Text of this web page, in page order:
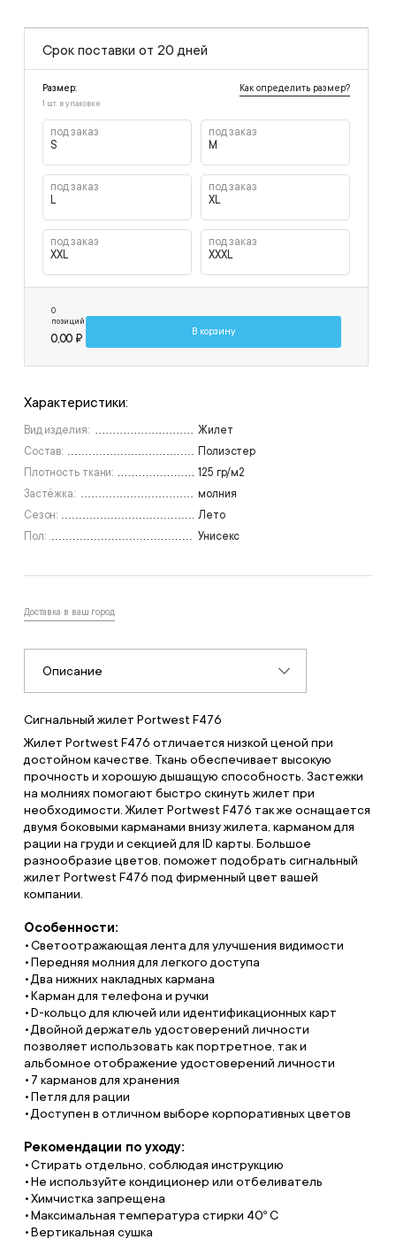
Срок поставки от 20 дней
Размер: Как определить размер?
1 шт. в упаковке
под заказ
S
под заказ
M
под заказ
L
под заказ
XL
под заказ
XXL
под заказ
XXXL
0
позиций
0,00 ₽
В корзину
Характеристики:
Вид изделия:
Жилет
Состав:
Полиэстер
Плотность ткани:
125 гр/м2
Застёжка:
молния
Сезон:
Лето
Пол:
Унисекс
Доставка в ваш город
Описание
Сигнальный жилет Portwest F476
Жилет Portwest F476 отличается низкой ценой при
достойном качестве. Ткань обеспечивает высокую
прочность и хорошую дышащую способность. Застежки
на молниях помогают быстро скинуть жилет при
необходимости. Жилет Portwest F476 так же оснащается
двумя боковыми карманами внизу жилета, карманом для
рации на груди и секцией для ID карты. Большое
разнообразие цветов, поможет подобрать сигнальный
жилет Portwest F476 под фирменный цвет вашей
компании.
Особенности:
Светоотражающая лента для улучшения видимости
Передняя молния для легкого доступа
Два нижних накладных кармана
Карман для телефона и ручки
D-кольцо для ключей или идентификационных карт
Двойной держатель удостоверений личности
позволяет использовать как портретное, так и
альбомное отображение удостоверений личности
7 карманов для хранения
Петля для рации
Доступен в отличном выборе корпоративных цветов
Рекомендации по уходу:
Стирать отдельно, соблюдая инструкцию
Не используйте кондиционер или отбеливатель
Химчистка запрещена
Максимальная температура стирки 40º С
Вертикальная сушка